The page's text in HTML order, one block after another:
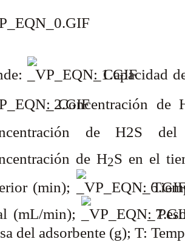
: Capacidad
: Concentración de
de H2S
de H2S en el
(min);
:
(mL/min);
:
del adsorbente (g); T: